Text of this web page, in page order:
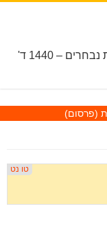
חדשות, מבזקי חדשות ומאמרים ממקורות נבחרים – 1440 ד'
(פרסום)